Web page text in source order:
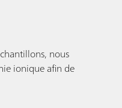
nous
ionique afin de